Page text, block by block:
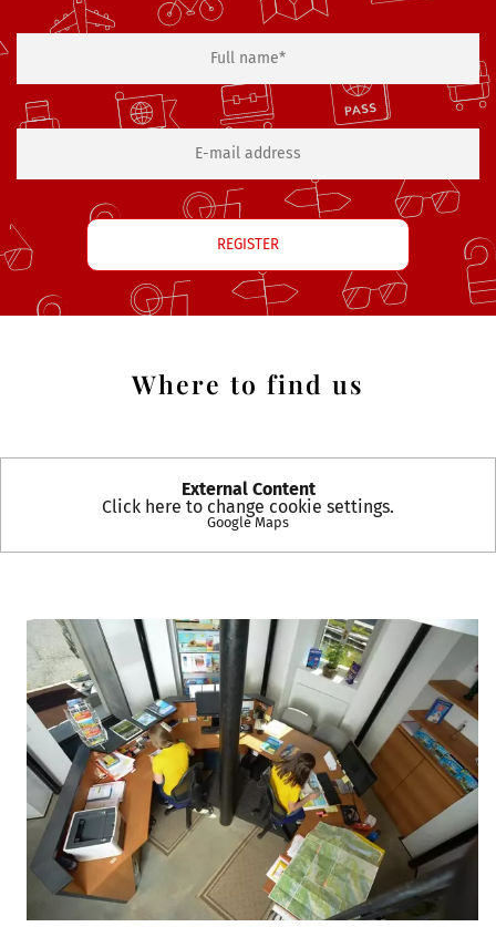
Where to find us
External Content
Click here to change cookie settings.
Google Maps